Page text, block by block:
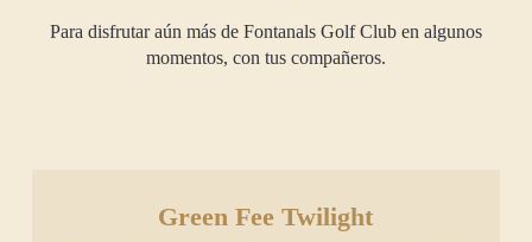
Para disfrutar aún más de Fontanals Golf Club en algunos
momentos, con tus compañeros.
Green Fee Twilight